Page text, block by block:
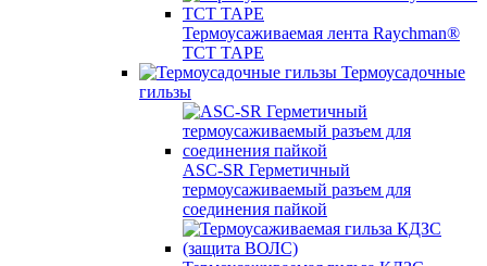
Термоусаживаемая лента Raychman®
TCT TAPE
Термоусадочные
гильзы
ASC‐SR Герметичный
термоусаживаемый разъем для
соединения пайкой